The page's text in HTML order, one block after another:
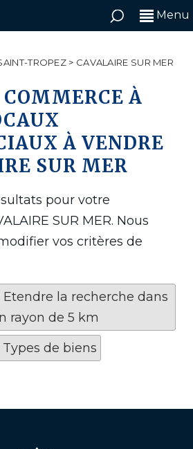
Menu
TROPEZ > CAVALAIRE SUR MER
COMMERCE À
À VENDRE
SUR MER
pour votre
SUR MER. Nous
vos critères de
Etendre la recherche dans
rayon de 5 km
Types de biens